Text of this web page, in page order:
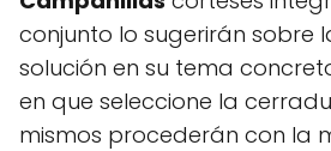
conjunto lo sugerirán sobre
solución en su tema
en que seleccione la
mismos procederán con la